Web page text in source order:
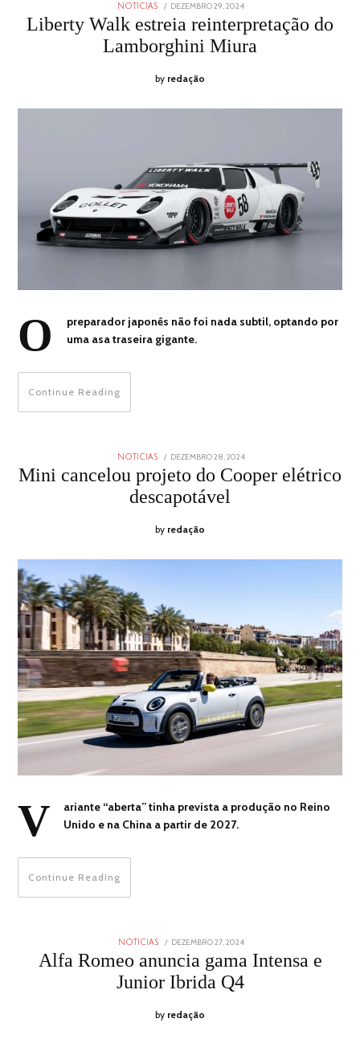
NOTICIAS
POSTED
ON
DEZEMBRO 29, 2024
2024
Liberty Walk estreia reinterpretação do
Lamborghini Miura
by redação
O
preparador japonês não foi nada subtil, optando por
uma asa traseira gigante.
Continue Reading
NOTICIAS
POSTED
ON
DEZEMBRO 28, 2024DEZEMBRO
2024
Mini cancelou projeto do Cooper elétrico
descapotável
by redação
V
ariante “aberta” tinha prevista a produção no Reino
Unido e na China a partir de 2027.
Continue Reading
NOTICIAS
POSTED
DEZEMBRO 27, 2024DEZEMBRO
27,
2024
Alfa Romeo anuncia gama Intensa e
Junior Ibrida Q4
by redação